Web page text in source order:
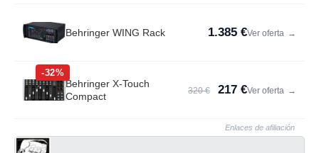
Behringer WING Rack 1.385 €Ver oferta →
-32%
Behringer X-Touch
Compact
320 € 217 €Ver oferta →
Enlaces de afiliación